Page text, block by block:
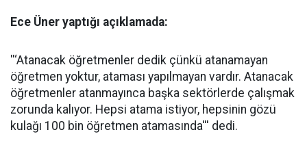
Ece Üner yaptığı açıklamada:
''‘Atanacak öğretmenler dedik çünkü atanamayan
öğretmen yoktur, ataması yapılmayan vardır. Atanacak
öğretmenler atanmayınca başka sektörlerde çalışmak
zorunda kalıyor. Hepsi atama istiyor, hepsinin gözü
kulağı 100 bin öğretmen atamasında''' dedi.